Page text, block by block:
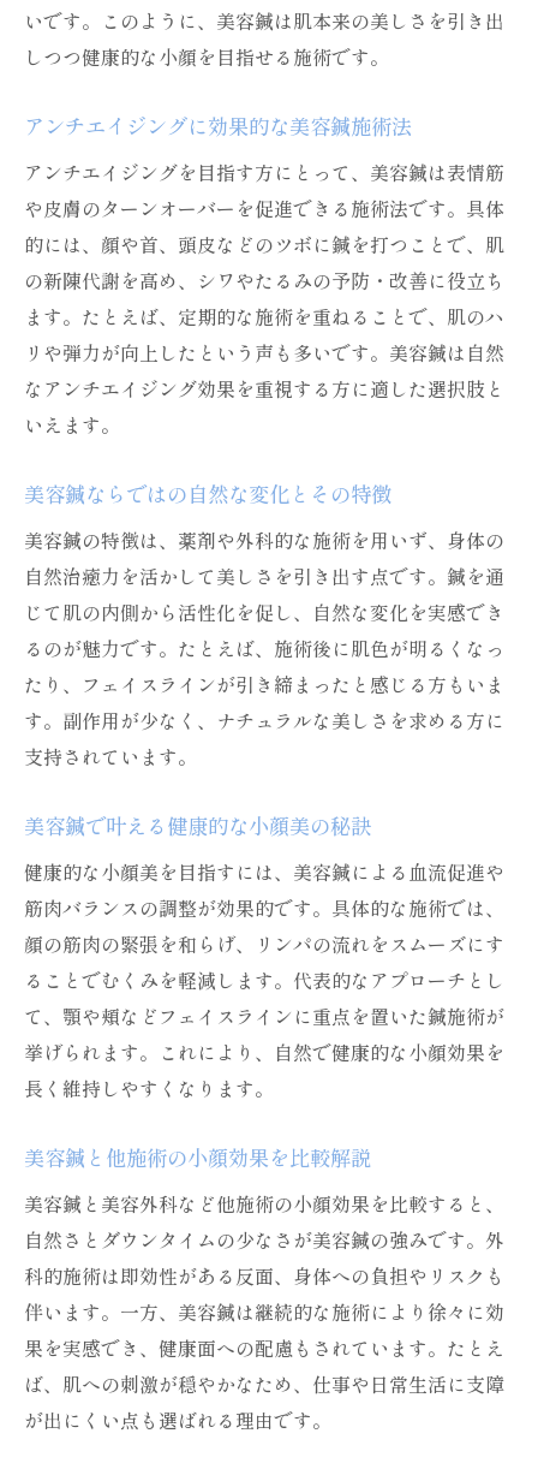
いです。このように、美容鍼は肌本来の美しさを引き出
しつつ健康的な小顔を目指せる施術です。
アンチエイジングに効果的な美容鍼施術法
アンチエイジングを目指す方にとって、美容鍼は表情筋
や皮膚のターンオーバーを促進できる施術法です。具体
的には、顔や首、頭皮などのツボに鍼を打つことで、肌
の新陳代謝を高め、シワやたるみの予防・改善に役立ち
ます。たとえば、定期的な施術を重ねることで、肌のハ
リや弾力が向上したという声も多いです。美容鍼は自然
なアンチエイジング効果を重視する方に適した選択肢と
いえます。
美容鍼ならではの自然な変化とその特徴
美容鍼の特徴は、薬剤や外科的な施術を用いず、身体の
自然治癒力を活かして美しさを引き出す点です。鍼を通
じて肌の内側から活性化を促し、自然な変化を実感でき
るのが魅力です。たとえば、施術後に肌色が明るくなっ
たり、フェイスラインが引き締まったと感じる方もいま
す。副作用が少なく、ナチュラルな美しさを求める方に
支持されています。
美容鍼で叶える健康的な小顔美の秘訣
健康的な小顔美を目指すには、美容鍼による血流促進や
筋肉バランスの調整が効果的です。具体的な施術では、
顔の筋肉の緊張を和らげ、リンパの流れをスムーズにす
ることでむくみを軽減します。代表的なアプローチとし
て、顎や頬などフェイスラインに重点を置いた鍼施術が
挙げられます。これにより、自然で健康的な小顔効果を
長く維持しやすくなります。
美容鍼と他施術の小顔効果を比較解説
美容鍼と美容外科など他施術の小顔効果を比較すると、
自然さとダウンタイムの少なさが美容鍼の強みです。外
科的施術は即効性がある反面、身体への負担やリスクも
伴います。一方、美容鍼は継続的な施術により徐々に効
果を実感でき、健康面への配慮もされています。たとえ
ば、肌への刺激が穏やかなため、仕事や日常生活に支障
が出にくい点も選ばれる理由です。